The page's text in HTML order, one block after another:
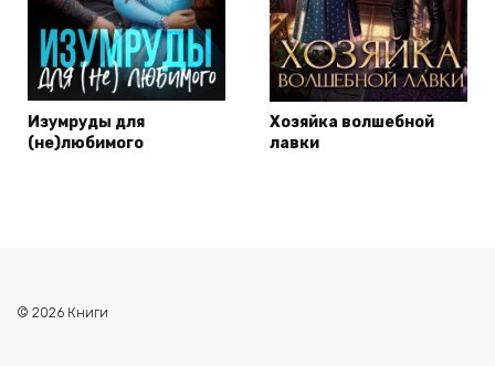
Изумруды для
(не)любимого
Хозяйка волшебной
лавки
© 2026 Книги